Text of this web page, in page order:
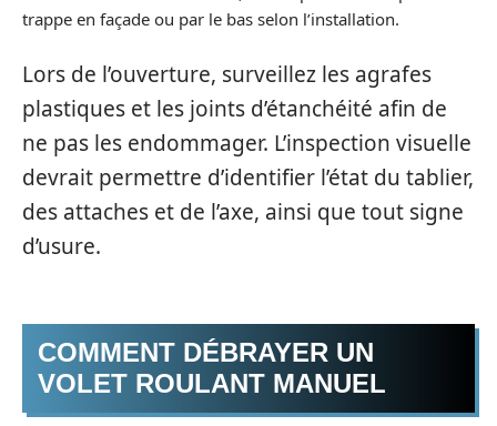
trappe en façade ou par le bas selon l’installation.
Lors de l’ouverture, surveillez les agrafes
plastiques et les joints d’étanchéité afin de
ne pas les endommager. L’inspection visuelle
devrait permettre d’identifier l’état du tablier,
des attaches et de l’axe, ainsi que tout signe
d’usure.
COMMENT DÉBRAYER UN
VOLET ROULANT MANUEL